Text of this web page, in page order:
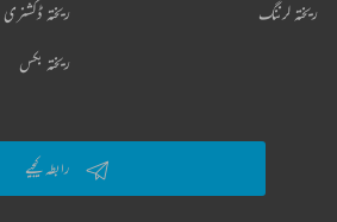
ریختہ ڈکشنری ریختہ لرننگ
ریختہ بکس
رابطہ کیجیے